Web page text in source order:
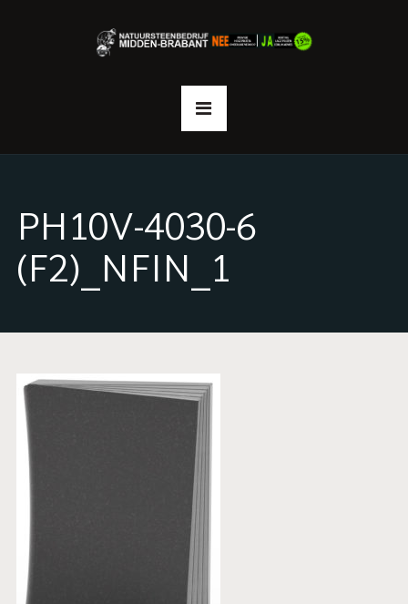
PH10V-4030-6
(F2)_NFIN_1